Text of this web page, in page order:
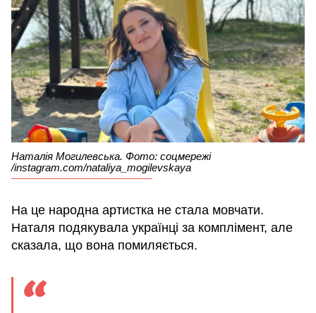
Наталія Могилевська. Фото: соцмережі
/instagram.com/nataliya_mogilevskaya
На це народна артистка не стала мовчати.
Наталя подякувала українці за комплімент, але
сказала, що вона помиляється.